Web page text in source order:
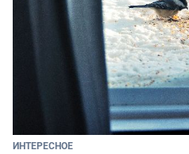
ИНТЕРЕСНОЕ